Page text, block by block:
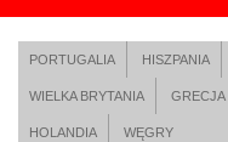
PORTUGALIA HISZPANIA
WIELKA BRYTANIA GRECJA
HOLANDIA WĘGRY